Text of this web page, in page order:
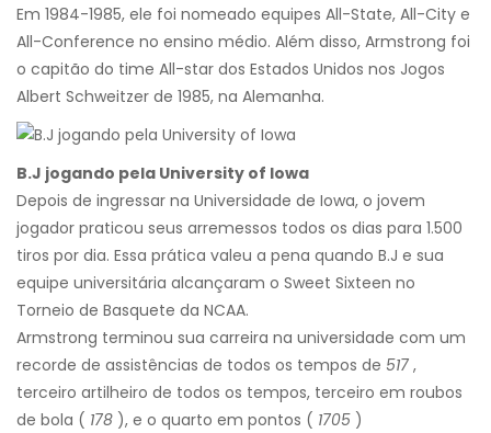
Em 1984-1985, ele foi nomeado equipes All-State, All-City e
All-Conference no ensino médio. Além disso, Armstrong foi
o capitão do time All-star dos Estados Unidos nos Jogos
Albert Schweitzer de 1985, na Alemanha.
B.J jogando pela University of Iowa
Depois de ingressar na Universidade de Iowa, o jovem
jogador praticou seus arremessos todos os dias para 1.500
tiros por dia. Essa prática valeu a pena quando B.J e sua
equipe universitária alcançaram o Sweet Sixteen no
Torneio de Basquete da NCAA.
Armstrong terminou sua carreira na universidade com um
recorde de assistências de todos os tempos de 517 ,
terceiro artilheiro de todos os tempos, terceiro em roubos
de bola ( 178 ), e o quarto em pontos ( 1705 )